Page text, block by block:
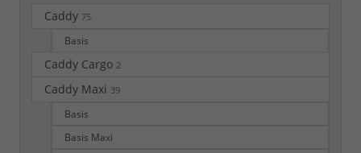
Caddy 75
Basis
Caddy Cargo 2
Caddy Maxi 39
Basis
Basis Maxi